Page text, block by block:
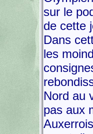
sur le
de cette
Dans
les
Nord au
pas aux